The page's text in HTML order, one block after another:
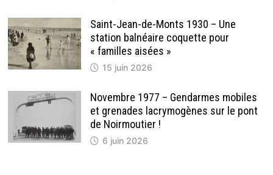
Saint-Jean-de-Monts 1930 – Une
station balnéaire coquette pour
« familles aisées »
15 juin 2026
Novembre 1977 – Gendarmes mobiles
et grenades lacrymogènes sur le pont
de Noirmoutier !
6 juin 2026